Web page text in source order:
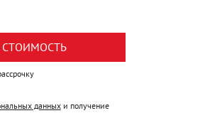
СТОИМОСТЬ
данныхи получение